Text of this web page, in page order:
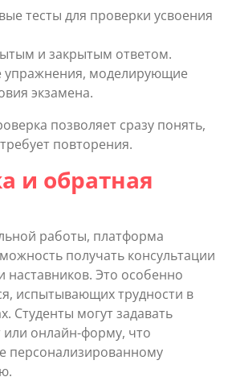
тесты для проверки усвоения
и закрытым ответом.
упражнения, моделирующие
экзамена.
позволяет сразу понять,
повторения.
и обратная
работы, платформа
получать консультации
наставников. Это особенно
испытывающих трудности в
Студенты могут задавать
онлайн-форму, что
персонализированному